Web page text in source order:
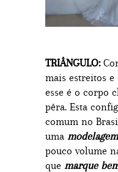
TRIÂNGULO:
mais estreitos e
esse é o corpo
pêra. Esta
comum no
uma
pouco volume
que marque